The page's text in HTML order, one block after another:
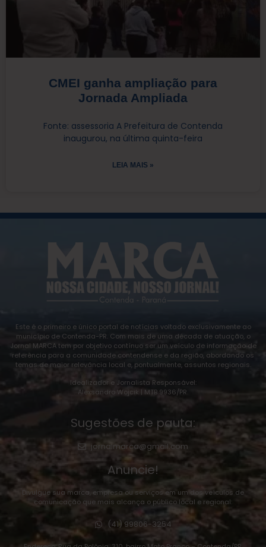
CMEI ganha ampliação para
Jornada Ampliada
Fonte: assessoria A Prefeitura de Contenda
inaugurou, na última quinta-feira
LEIA MAIS »
Este é o primeiro e único portal de notícias voltado exclusivamente ao
município de Contenda-PR. Com mais de uma década de atuação, o
Jornal MARCA tem por objetivo contínuo ser um veículo de informação de
referência para a comunidade contendense e da região, abordando os
temas de maior relevância local e, pontualmente, assuntos regionais.
Idealizador e Jornalista Responsável:
Alexsandro Wojcik | MTB 9936/PR.
Sugestões de pauta:
jornalmarca@gmail.com
Anuncie!
Divulgue sua marca, empresa ou serviços em um dos veículos de
comunicação que mais alcança o público local e regional:
(41) 99806-3254